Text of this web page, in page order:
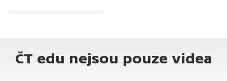
ČT edu nejsou pouze videa